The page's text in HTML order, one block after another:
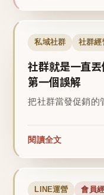
私域社群 社群經
社群就是一直
第一個誤解
把社群當發促銷的
閱讀全文
LINE運營 會員